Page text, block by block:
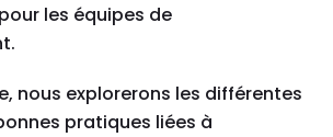
les équipes de
nous explorerons les différentes
pratiques liées à